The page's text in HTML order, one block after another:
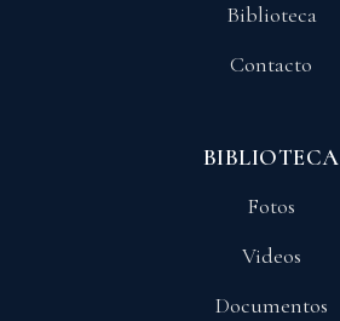
Biblioteca
Contacto
BIBLIOTECA
Fotos
Videos
Documentos